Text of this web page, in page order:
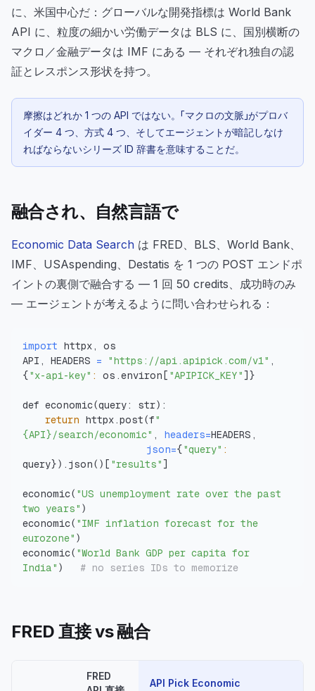
に、米国中心だ：グローバルな開発指標は World Bank
API に、粒度の細かい労働データは BLS に、国別横断の
マクロ／金融データは IMF にある — それぞれ独自の認
証とレスポンス形状を持つ。
摩擦はどれか 1 つの API ではない。「マクロの文脈」がプロバ
イダー 4 つ、方式 4 つ、そしてエージェントが暗記しなけ
ればならないシリーズ ID 辞書を意味することだ。
融合され、自然言語で
Economic Data Search は FRED、BLS、World Bank、
IMF、USAspending、Destatis を 1 つの POST エンドポ
イントの裏側で融合する — 1 回 50 credits、成功時のみ
— エージェントが考えるように問い合わせられる：
import
API, HEADERS = "https://api.apipick.com/v1"
{ "x-api-key" : os.environ [ "APIPICK_KEY" ] }
def economic(query: str)
return httpx.post(f"
{API}/search/economic" , headers=
json={ "query" :
query}) .json( ) [ "results" ]
economic( "US unemployment rate over the past
two years" )
economic( "IMF inflation forecast for the
eurozone" )
economic( "World Bank GDP per capita for
India" ) # no series IDs to memorize
FRED 直接 vs 融合
FRED
API Pick Economic